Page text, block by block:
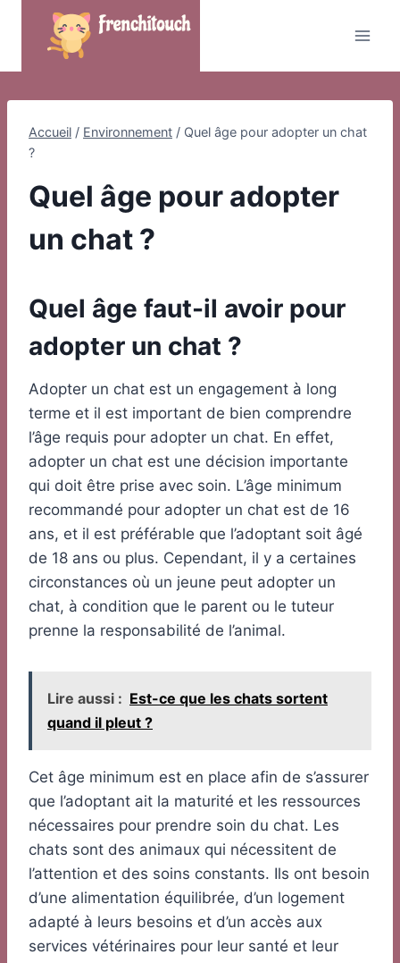
Accueil / Environnement / Quel âge pour adopter un chat
?
Quel âge pour adopter
un chat ?
Quel âge faut-il avoir pour
adopter un chat ?
Adopter un chat est un engagement à long
terme et il est important de bien comprendre
l’âge requis pour adopter un chat. En effet,
adopter un chat est une décision importante
qui doit être prise avec soin. L’âge minimum
recommandé pour adopter un chat est de 16
ans, et il est préférable que l’adoptant soit âgé
de 18 ans ou plus. Cependant, il y a certaines
circonstances où un jeune peut adopter un
chat, à condition que le parent ou le tuteur
prenne la responsabilité de l’animal.
Lire aussi : Est-ce que les chats sortent
quand il pleut ?
Cet âge minimum est en place afin de s’assurer
que l’adoptant ait la maturité et les ressources
nécessaires pour prendre soin du chat. Les
chats sont des animaux qui nécessitent de
l’attention et des soins constants. Ils ont besoin
d’une alimentation équilibrée, d’un logement
adapté à leurs besoins et d’un accès aux
services vétérinaires pour leur santé et leur